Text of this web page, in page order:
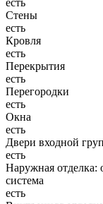
Стены
есть
Кровля
есть
Перекрытия
есть
Перегородки
есть
Окна
есть
Двери входной
есть
Наружная отделка:
система
есть